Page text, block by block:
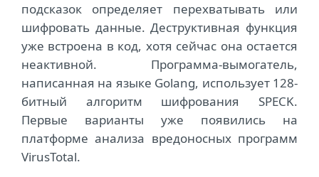
подсказок определяет перехватывать или
шифровать данные. Деструктивная функция
уже встроена в код, хотя сейчас она остается
неактивной. Программа-вымогатель,
написанная на языке Golang, использует 128-
битный алгоритм шифрования SPECK.
Первые варианты уже появились на
платформе анализа вредоносных программ
VirusTotal.